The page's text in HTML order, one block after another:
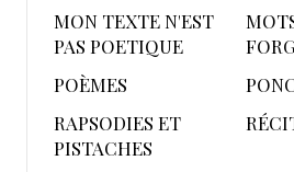
MON TEXTE N'EST
PAS POETIQUE
POÈMES
RAPSODIES ET
PISTACHES